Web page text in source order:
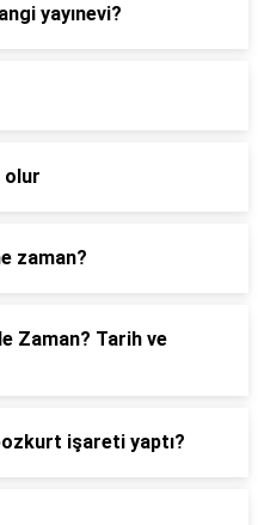
yayınevi?
olur
zaman?
Zaman? Tarih ve
işareti yaptı?